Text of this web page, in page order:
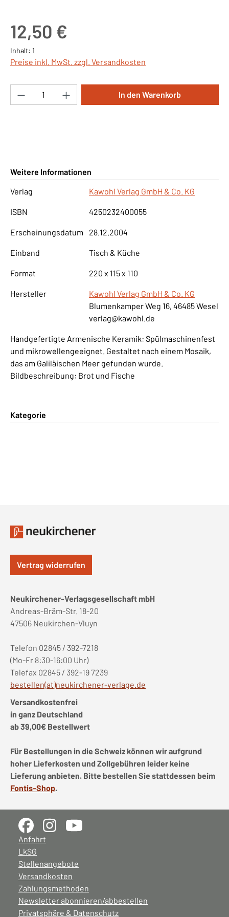
12,50 €
Inhalt: 1
Preise inkl. MwSt. zzgl. Versandkosten
Produkt Anzahl: Gib den gewünschten
In den Warenkorb
Weitere Informationen
Verlag
Kawohl Verlag GmbH & Co. KG
ISBN 4250232400055
Erscheinungsdatum 28.12.2004
Einband Tisch & Küche
Format 220 x 115 x 110
Hersteller
Kawohl Verlag GmbH & Co. KG
Blumenkamper Weg 16, 46485 Wesel
verlag@kawohl.de
Handgefertigte Armenische Keramik: Spülmaschinenfest
und mikrowellengeeignet. Gestaltet nach einem Mosaik,
das am Galiläischen Meer gefunden wurde.
Bildbeschreibung: Brot und Fische
Kategorie
Vertrag widerrufen
Neukirchener-Verlagsgesellschaft mbH
Andreas-Bräm-Str. 18-20
47506 Neukirchen-Vluyn
Telefon 02845 / 392-7218
(Mo-Fr 8:30-16:00 Uhr)
Telefax 02845 / 392-19 7239
bestellen(at)neukirchener-verlage.de
Versandkostenfrei
in ganz Deutschland
ab 39,00€ Bestellwert
Für Bestellungen in die Schweiz können wir aufgrund
hoher Lieferkosten und Zollgebühren leider keine
Lieferung anbieten. Bitte bestellen Sie stattdessen beim
Fontis-Shop.
Anfahrt
LkSG
Stellenangebote
Versandkosten
Zahlungsmethoden
Newsletter abonnieren/abbestellen
Privatsphäre & Datenschutz